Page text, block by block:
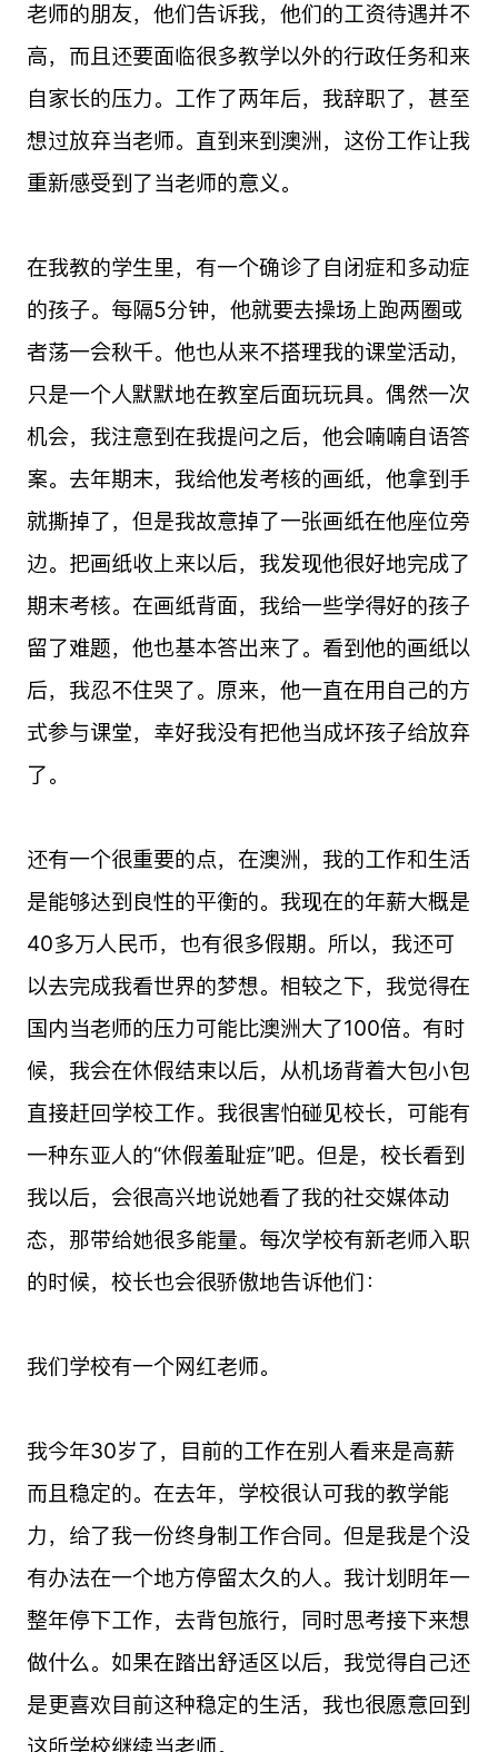
老师的朋友，他们告诉我，他们的工资待遇并不
高，而且还要面临很多教学以外的行政任务和来
自家长的压力。工作了两年后，我辞职了，甚至
想过放弃当老师。直到来到澳洲，这份工作让我
重新感受到了当老师的意义。
在我教的学生里，有一个确诊了自闭症和多动症
的孩子。每隔5分钟，他就要去操场上跑两圈或
者荡一会秋千。他也从来不搭理我的课堂活动，
只是一个人默默地在教室后面玩玩具。偶然一次
机会，我注意到在我提问之后，他会喃喃自语答
案。去年期末，我给他发考核的画纸，他拿到手
就撕掉了，但是我故意掉了一张画纸在他座位旁
边。把画纸收上来以后，我发现他很好地完成了
期末考核。在画纸背面，我给一些学得好的孩子
留了难题，他也基本答出来了。看到他的画纸以
后，我忍不住哭了。原来，他一直在用自己的方
式参与课堂，幸好我没有把他当成坏孩子给放弃
了。
还有一个很重要的点，在澳洲，我的工作和生活
是能够达到良性的平衡的。我现在的年薪大概是
40多万人民币，也有很多假期。所以，我还可
以去完成我看世界的梦想。相较之下，我觉得在
国内当老师的压力可能比澳洲大了100倍。有时
候，我会在休假结束以后，从机场背着大包小包
直接赶回学校工作。我很害怕碰见校长，可能有
一种东亚人的“休假羞耻症”吧。但是，校长看到
我以后，会很高兴地说她看了我的社交媒体动
态，那带给她很多能量。每次学校有新老师入职
的时候，校长也会很骄傲地告诉他们：
我们学校有一个网红老师。
我今年30岁了，目前的工作在别人看来是高薪
而且稳定的。在去年，学校很认可我的教学能
力，给了我一份终身制工作合同。但是我是个没
有办法在一个地方停留太久的人。我计划明年一
整年停下工作，去背包旅行，同时思考接下来想
做什么。如果在踏出舒适区以后，我觉得自己还
是更喜欢目前这种稳定的生活，我也很愿意回到
这所学校继续当老师。